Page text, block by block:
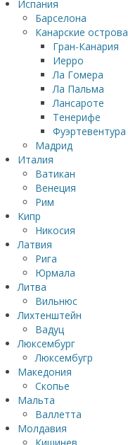
Испания
Барселона
Канарские острова
Гран-Канария
Иерро
Ла Гомера
Ла Пальма
Лансароте
Тенерифе
Фуэртевентура
Мадрид
Италия
Ватикан
Венеция
Рим
Кипр
Никосия
Латвия
Рига
Юрмала
Литва
Вильнюс
Лихтенштейн
Вадуц
Люксембург
Люксембугр
Македония
Скопье
Мальта
Валлетта
Молдавия